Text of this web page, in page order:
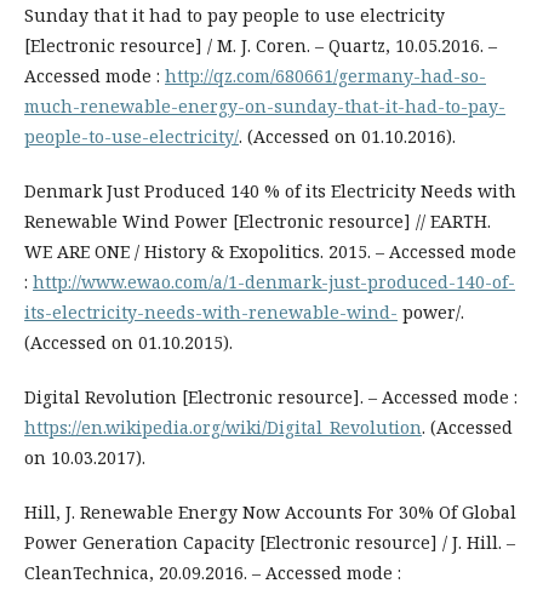
Sunday that it had to pay people to use electricity
[Electronic resource] / M. J. Coren. – Quartz, 10.05.2016. –
Accessed mode : http://qz.com/680661/germany-had-so-
much-renewable-energy-on-sunday-that-it-had-to-pay-
people-to-use-electricity/. (Accessed on 01.10.2016).
Denmark Just Produced 140 % of its Electricity Needs with
Renewable Wind Power [Electronic resource] // EARTH.
WE ARE ONE / History & Exopolitics. 2015. – Accessed mode
: http://www.ewao.com/a/1-denmark-just-produced-140-of-
its-electricity-needs-with-renewable-wind- power/.
(Accessed on 01.10.2015).
Digital Revolution [Electronic resource]. – Accessed mode :
https://en.wikipedia.org/wiki/Digital_Revolution. (Accessed
on 10.03.2017).
Hill, J. Renewable Energy Now Accounts For 30% Of Global
Power Generation Capacity [Electronic resource] / J. Hill. –
CleanTechnica, 20.09.2016. – Accessed mode :